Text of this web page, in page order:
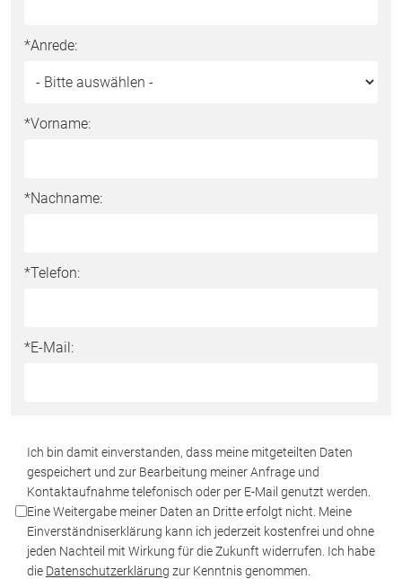
field
*Anrede:
*Vorname:
*Nachname:
*Telefon:
*E-Mail:
*Datenschutz:
Ich bin damit einverstanden, dass meine mitgeteilten Daten
gespeichert und zur Bearbeitung meiner Anfrage und
Kontaktaufnahme telefonisch oder per E-Mail genutzt werden.
Eine Weitergabe meiner Daten an Dritte erfolgt nicht. Meine
Einverständniserklärung kann ich jederzeit kostenfrei und ohne
jeden Nachteil mit Wirkung für die Zukunft widerrufen. Ich habe
die Datenschutzerklärung zur Kenntnis genommen.